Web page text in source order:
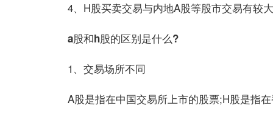
4、H股买卖交易与内地A股等股市交易有较
a股和h股的区别是什么?
1、交易场所不同
A股是指在中国交易所上市的股票;H股是指